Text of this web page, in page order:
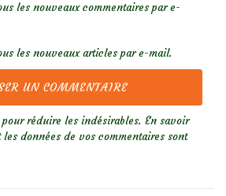
les nouveaux commentaires par e-
les nouveaux articles par e-mail.
réduire les indésirables. En savoir
données de vos commentaires sont